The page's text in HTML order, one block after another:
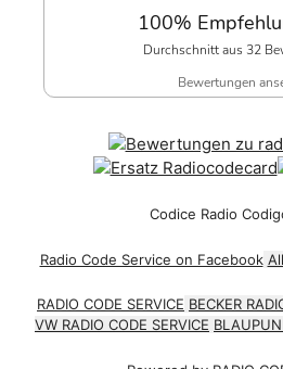
100%
Durchschnitt aus 32
Bewertungen
Codice Radio
Radio Code Service on Facebook
RADIO CODE SERVICE BECKER
VW RADIO CODE SERVICE